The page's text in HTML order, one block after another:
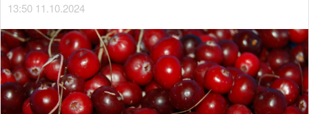
13:50 11.10.2024